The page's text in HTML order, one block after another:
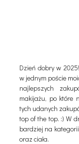
Dzień dobry w
w jednym poście
najlepszych
makijażu, po które
tych udanych
top of the top. :) W
bardziej na
oraz ciała.